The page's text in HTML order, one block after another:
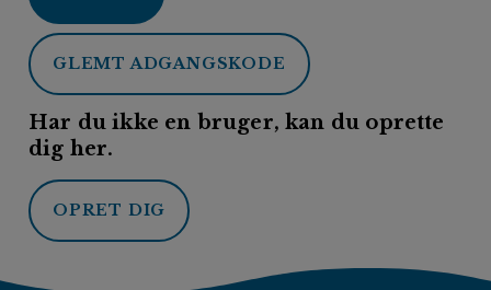
GLEMT ADGANGSKODE
Har du ikke en bruger, kan du oprette
dig her.
OPRET DIG